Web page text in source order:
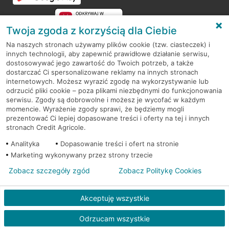
RODO
Regulamin serwisu
Mapa serwisu
PolitykaCookies
© 2026 Credit Agricole Bank Polska S.A. Wszelkie prawa zastrzeżone
Twoja zgoda z korzyścią dla Ciebie
Na naszych stronach używamy plików cookie (tzw. ciasteczek) i
innych technologii, aby zapewnić prawidłowe działanie serwisu,
dostosowywać jego zawartość do Twoich potrzeb, a także
dostarczać Ci spersonalizowane reklamy na innych stronach
internetowych. Możesz wyrazić zgodę na wykorzystywanie lub
odrzucić pliki cookie – poza plikami niezbędnymi do funkcjonowania
serwisu. Zgody są dobrowolne i możesz je wycofać w każdym
momencie. Wyrażenie zgody sprawi, że będziemy mogli
prezentować Ci lepiej dopasowane treści i oferty na tej i innych
stronach Credit Agricole.
Analityka
Dopasowanie treści i ofert na stronie
Marketing wykonywany przez strony trzecie
Akceptuję wszystkie
Odrzucam wszystkie
Zobacz szczegóły zgód Zobacz Politykę Cookies